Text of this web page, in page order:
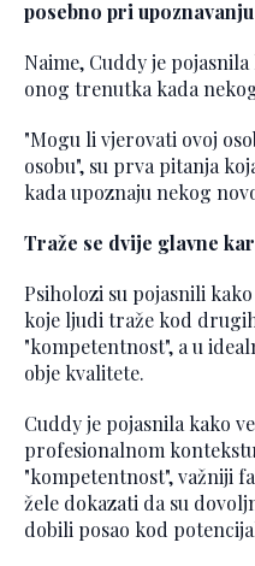
posebno pri
Naime, Cuddy je
onog trenutka kada
"Mogu li vjerovati ovoj
osobu", su prva pitanja
kada upoznaju nekog
Traže se dvije glavne
Psiholozi su pojasnili
koje ljudi traže kod
"kompetentnost", a u
obje kvalitete.
Cuddy je pojasnila kako
profesionalnom
"kompetentnost", važniji
žele dokazati da su
dobili posao kod